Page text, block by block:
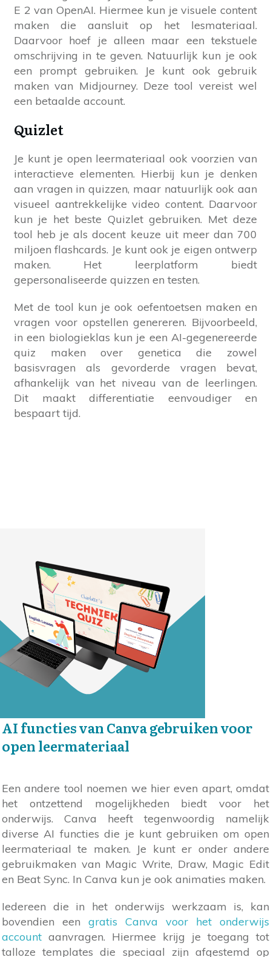
E 2 van OpenAI. Hiermee kun je visuele content
maken die aansluit op het lesmateriaal.
Daarvoor hoef je alleen maar een tekstuele
omschrijving in te geven. Natuurlijk kun je ook
een prompt gebruiken. Je kunt ook gebruik
maken van Midjourney. Deze tool vereist wel
een betaalde account.
Quizlet
Je kunt je open leermateriaal ook voorzien van
interactieve elementen. Hierbij kun je denken
aan vragen in quizzen, maar natuurlijk ook aan
visueel aantrekkelijke video content. Daarvoor
kun je het beste Quizlet gebruiken. Met deze
tool heb je als docent keuze uit meer dan 700
miljoen flashcards. Je kunt ook je eigen ontwerp
maken. Het leerplatform biedt
gepersonaliseerde quizzen en testen.
Met de tool kun je ook oefentoetsen maken en
vragen voor opstellen genereren. Bijvoorbeeld,
in een biologieklas kun je een AI-gegenereerde
quiz maken over genetica die zowel
basisvragen als gevorderde vragen bevat,
afhankelijk van het niveau van de leerlingen.
Dit maakt differentiatie eenvoudiger en
bespaart tijd.
AI functies van Canva gebruiken voor
open leermateriaal
Een andere tool noemen we hier even apart, omdat
het ontzettend mogelijkheden biedt voor het
onderwijs. Canva heeft tegenwoordig namelijk
diverse AI functies die je kunt gebruiken om open
leermateriaal te maken. Je kunt er onder andere
gebruikmaken van Magic Write, Draw, Magic Edit
en Beat Sync. In Canva kun je ook animaties maken.
Iedereen die in het onderwijs werkzaam is, kan
bovendien een gratis Canva voor het onderwijs
account aanvragen. Hiermee krijg je toegang tot
talloze templates die speciaal zijn afgestemd op